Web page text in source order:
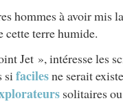
hommes à avoir mis
cette terre humide.
Jet », intéresse les
si facilesne serait
solitaires